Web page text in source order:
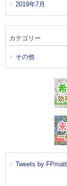
2019年7月
カテゴリー
その他
Tweets by